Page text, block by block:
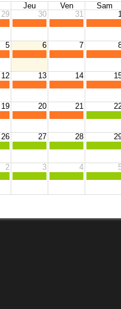
Jeu Ven
Sam
29 30 31
5 6 7
12 13 14
19 20 21
26 27 28
2 3 4